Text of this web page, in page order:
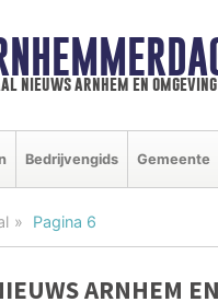
nieuws arnhem en omgeving
Bedrijvengids Gemeente
Pagina 6
ARNHEM